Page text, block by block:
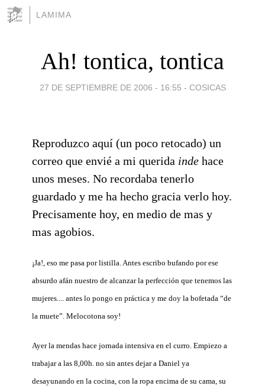
LAMIMA
Ah! tontica, tontica
27 DE SEPTIEMBRE DE 2006 - 16:55 - COSICAS
Reproduzco aquí (un poco retocado) un
correo que envié a mi querida inde hace
unos meses. No recordaba tenerlo
guardado y me ha hecho gracia verlo hoy.
Precisamente hoy, en medio de mas y
mas agobios.
¡Ja!, eso me pasa por listilla. Antes escribo bufando por ese
absurdo afán nuestro de alcanzar la perfección que tenemos las
mujeres.... antes lo pongo en práctica y me doy la bofetada “de
la muete”. Melocotona soy!
Ayer la mendas hace jornada intensiva en el curro. Empiezo a
trabajar a las 8,00h. no sin antes dejar a Daniel ya
desayunando en la cocina, con la ropa encima de su cama, su